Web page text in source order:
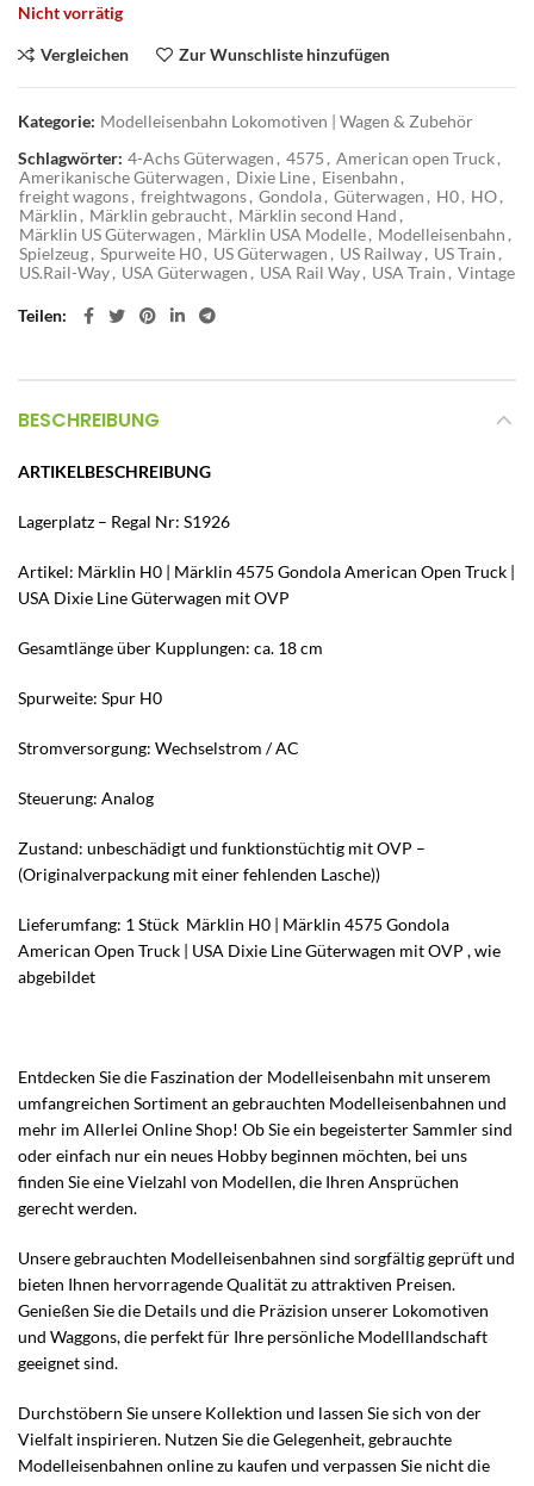
Nicht vorrätig
Vergleichen Zur Wunschliste hinzufügen
Kategorie: Modelleisenbahn Lokomotiven | Wagen & Zubehör
Schlagwörter: 4-Achs Güterwagen , 4575 , American open Truck,
Amerikanische Güterwagen , Dixie Line, Eisenbahn ,
freight wagons, freightwagons, Gondola, Güterwagen , H0, HO,
Märklin , Märklin gebraucht, Märklin second Hand ,
Märklin US Güterwagen , Märklin USA Modelle, Modelleisenbahn ,
Spielzeug, Spurweite H0, US Güterwagen , US Railway, US Train ,
US.Rail-Way, USA Güterwagen , USA Rail Way, USA Train , Vintage
Teilen
BESCHREIBUNG
ARTIKELBESCHREIBUNG
Lagerplatz – Regal Nr: S1926
Artikel: Märklin H0 | Märklin 4575 Gondola American Open Truck |
USA Dixie Line Güterwagen mit OVP
Gesamtlänge über Kupplungen: ca. 18 cm
Spurweite: Spur H0
Stromversorgung: Wechselstrom / AC
Steuerung: Analog
Zustand: unbeschädigt und funktionstüchtig mit OVP –
(Originalverpackung mit einer fehlenden Lasche))
Lieferumfang: 1 Stück Märklin H0 | Märklin 4575 Gondola
American Open Truck | USA Dixie Line Güterwagen mit OVP , wie
abgebildet
Entdecken Sie die Faszination der Modelleisenbahn mit unserem
umfangreichen Sortiment an gebrauchten Modelleisenbahnen und
mehr im Allerlei Online Shop! Ob Sie ein begeisterter Sammler sind
oder einfach nur ein neues Hobby beginnen möchten, bei uns
finden Sie eine Vielzahl von Modellen, die Ihren Ansprüchen
gerecht werden.
Unsere gebrauchten Modelleisenbahnen sind sorgfältig geprüft und
bieten Ihnen hervorragende Qualität zu attraktiven Preisen.
Genießen Sie die Details und die Präzision unserer Lokomotiven
und Waggons, die perfekt für Ihre persönliche Modelllandschaft
geeignet sind.
Durchstöbern Sie unsere Kollektion und lassen Sie sich von der
Vielfalt inspirieren. Nutzen Sie die Gelegenheit, gebrauchte
Modelleisenbahnen online zu kaufen und verpassen Sie nicht die